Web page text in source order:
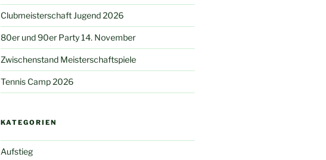
Clubmeisterschaft Jugend 2026
80er und 90er Party 14. November
Zwischenstand Meisterschaftspiele
Tennis Camp 2026
KATEGORIEN
Aufstieg